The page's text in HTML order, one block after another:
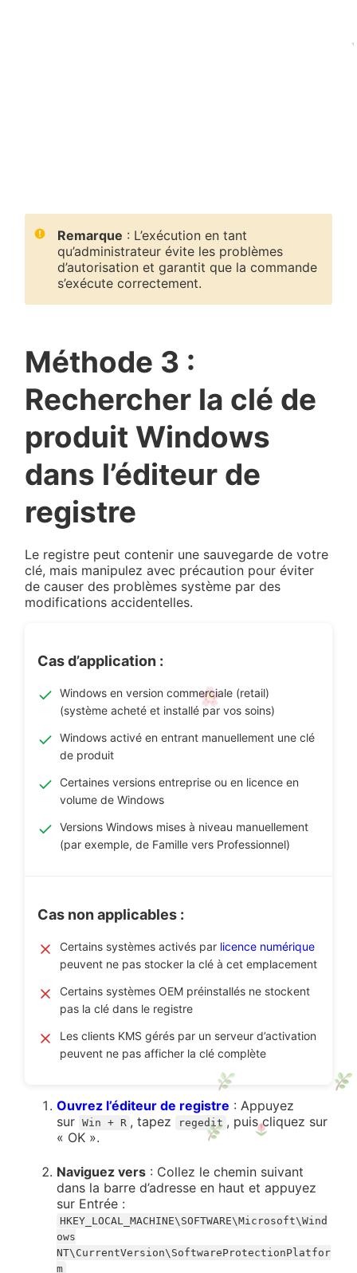
Remarque : L’exécution en tant
qu’administrateur évite les problèmes
d’autorisation et garantit que la commande
s’exécute correctement.
Méthode 3 :
Rechercher la clé de
produit Windows
dans l’éditeur de
registre
Le registre peut contenir une sauvegarde de votre
clé, mais manipulez avec précaution pour éviter
de causer des problèmes système par des
modifications accidentelles.
Cas d’application :
Windows en version commerciale (retail)
(système acheté et installé par vos soins)
Windows activé en entrant manuellement une clé
de produit
Certaines versions entreprise ou en licence en
volume de Windows
Versions Windows mises à niveau manuellement
(par exemple, de Famille vers Professionnel)
Cas non applicables :
Certains systèmes activés par licence numérique
peuvent ne pas stocker la clé à cet emplacement
Certains systèmes OEM préinstallés ne stockent
pas la clé dans le registre
Les clients KMS gérés par un serveur d’activation
peuvent ne pas afficher la clé complète
Ouvrez l’éditeur de registre : Appuyez
sur
Win + R , tapez regedit , puis cliquez sur
« OK ».
Naviguez vers : Collez le chemin suivant
dans la barre d’adresse en haut et appuyez
sur Entrée :
HKEY_LOCAL_MACHINE\SOFTWARE\Microsoft\Wind
ows
NT\CurrentVersion\SoftwareProtectionPlatfor
m